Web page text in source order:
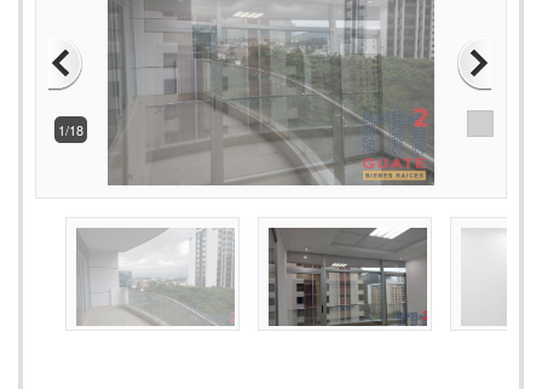
2/18